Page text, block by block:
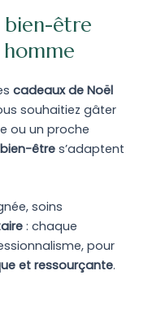
bien-être
cadeaux de Noël
souhaitiez gâter
ou un proche
êtres’adaptent
soins
: chaque
pour
et ressourçante.